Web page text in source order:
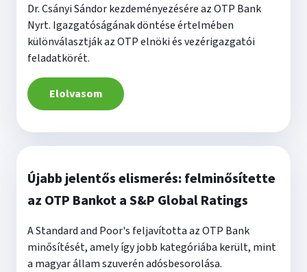
Dr. Csányi Sándor kezdeményezésére az OTP Bank
Nyrt. Igazgatóságának döntése értelmében
különválasztják az OTP elnöki és vezérigazgatói
feladatkörét.
Elolvasom
Újabb jelentős elismerés: felminősítette
az OTP Bankot a S&P Global Ratings
A Standard and Poor's feljavította az OTP Bank
minősítését, amely így jobb kategóriába került, mint
a magyar állam szuverén adósbesorolása.